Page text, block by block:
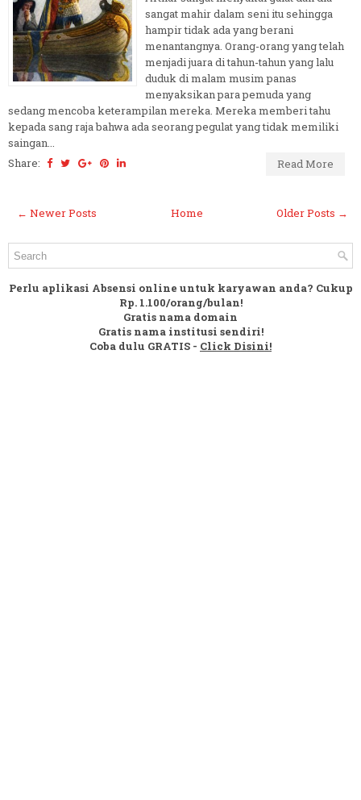
sangat mahir dalam seni itu sehingga
hampir tidak ada yang berani
menantangnya. Orang-orang yang telah
menjadi juara di tahun-tahun yang lalu
duduk di malam musim panas
menyaksikan para pemuda yang
sedang mencoba keterampilan mereka. Mereka memberi tahu
kepada sang raja bahwa ada seorang pegulat yang tidak memiliki
saingan...
Share:
Read More
← Newer Posts Older Posts →
Home
Perlu aplikasi Absensi online untuk karyawan anda? Cukup
Rp. 1.100/orang/bulan!
Gratis nama domain
Gratis nama institusi sendiri!
Coba dulu GRATIS - Click Disini!